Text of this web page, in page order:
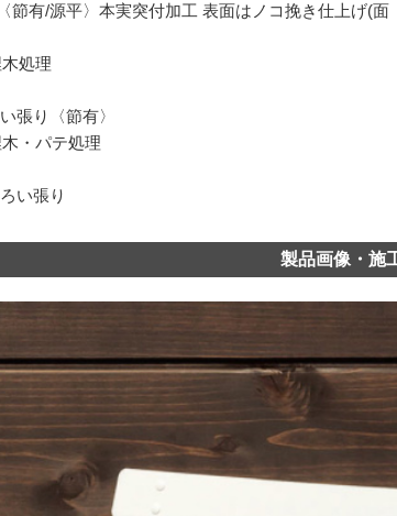
節有/源平〉本実突付加工 表面はノコ挽き仕上げ(面
処理
張り〈節有〉
・パテ処理
い張り
製品画像・施